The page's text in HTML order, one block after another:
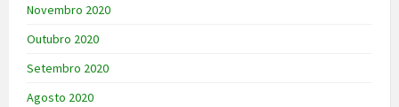
Novembro 2020
Outubro 2020
Setembro 2020
Agosto 2020